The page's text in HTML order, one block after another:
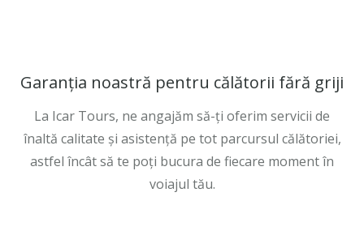
Garanția noastră pentru călătorii fără griji
La Icar Tours, ne angajăm să-ți oferim servicii de
înaltă calitate și asistență pe tot parcursul călătoriei,
astfel încât să te poți bucura de fiecare moment în
voiajul tău.